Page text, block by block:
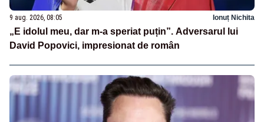
9 aug. 2026, 08:05 Ionuț Nichita
„E idolul meu, dar m-a speriat puțin”. Adversarul lui
David Popovici, impresionat de român